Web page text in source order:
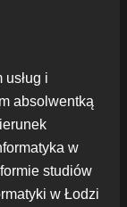
i
absolwentką
w
studiów
w Łodzi